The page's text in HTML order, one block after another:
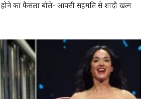
का फैसला बोले- आपसी सहमति से शादी खत्म